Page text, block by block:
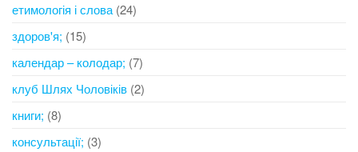
етимологія і слова(24)
здоров'я; (15)
календар – колодар; (7)
клуб Шлях Чоловіків (2)
книги; (8)
консультації; (3)